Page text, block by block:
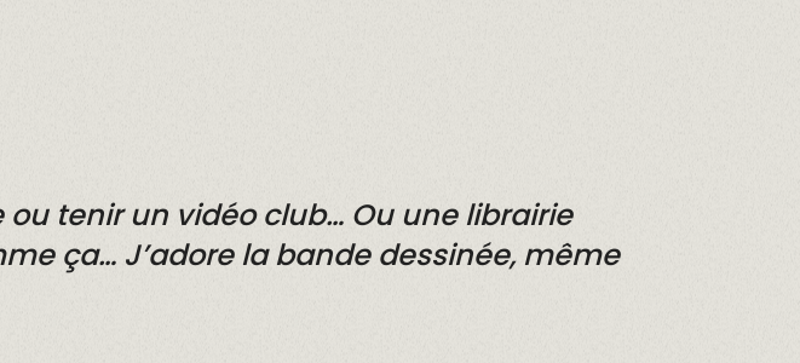
tenir un vidéo club… Ou une librairie
ça… J’adore la bande dessinée, même